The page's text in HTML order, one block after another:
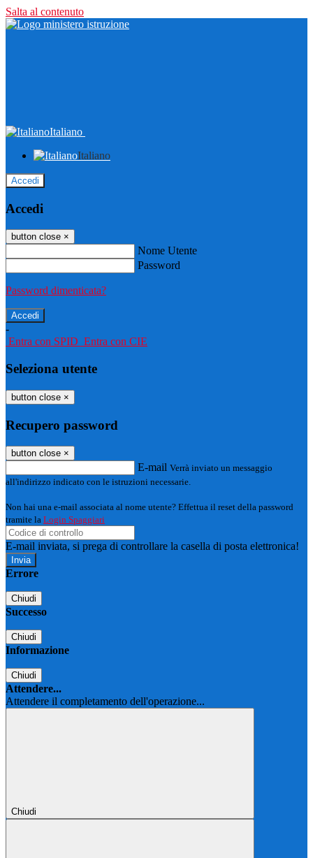
Salta al contenuto
Italiano
Italiano
Accedi
Accedi
button close ×
Nome Utente
Password
Password dimenticata?
-
Entra con SPID Entra con CIE
Seleziona utente
button close ×
Recupero password
button close ×
E-mail Verrà inviato un messaggio
all'indirizzo indicato con le istruzioni necessarie.
Non hai una e-mail associata al nome utente? Effettua il reset della password
tramite la Login Spaggiari
E-mail inviata, si prega di controllare la casella di posta elettronica!
Errore
Chiudi
Successo
Chiudi
Informazione
Chiudi
Attendere...
Attendere il completamento dell'operazione...
Chiudi